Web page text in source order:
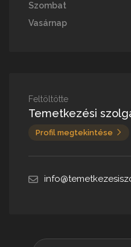
Szombat
Vasárnap
Feltöltötte
Temetkezési
Profil megtekintése